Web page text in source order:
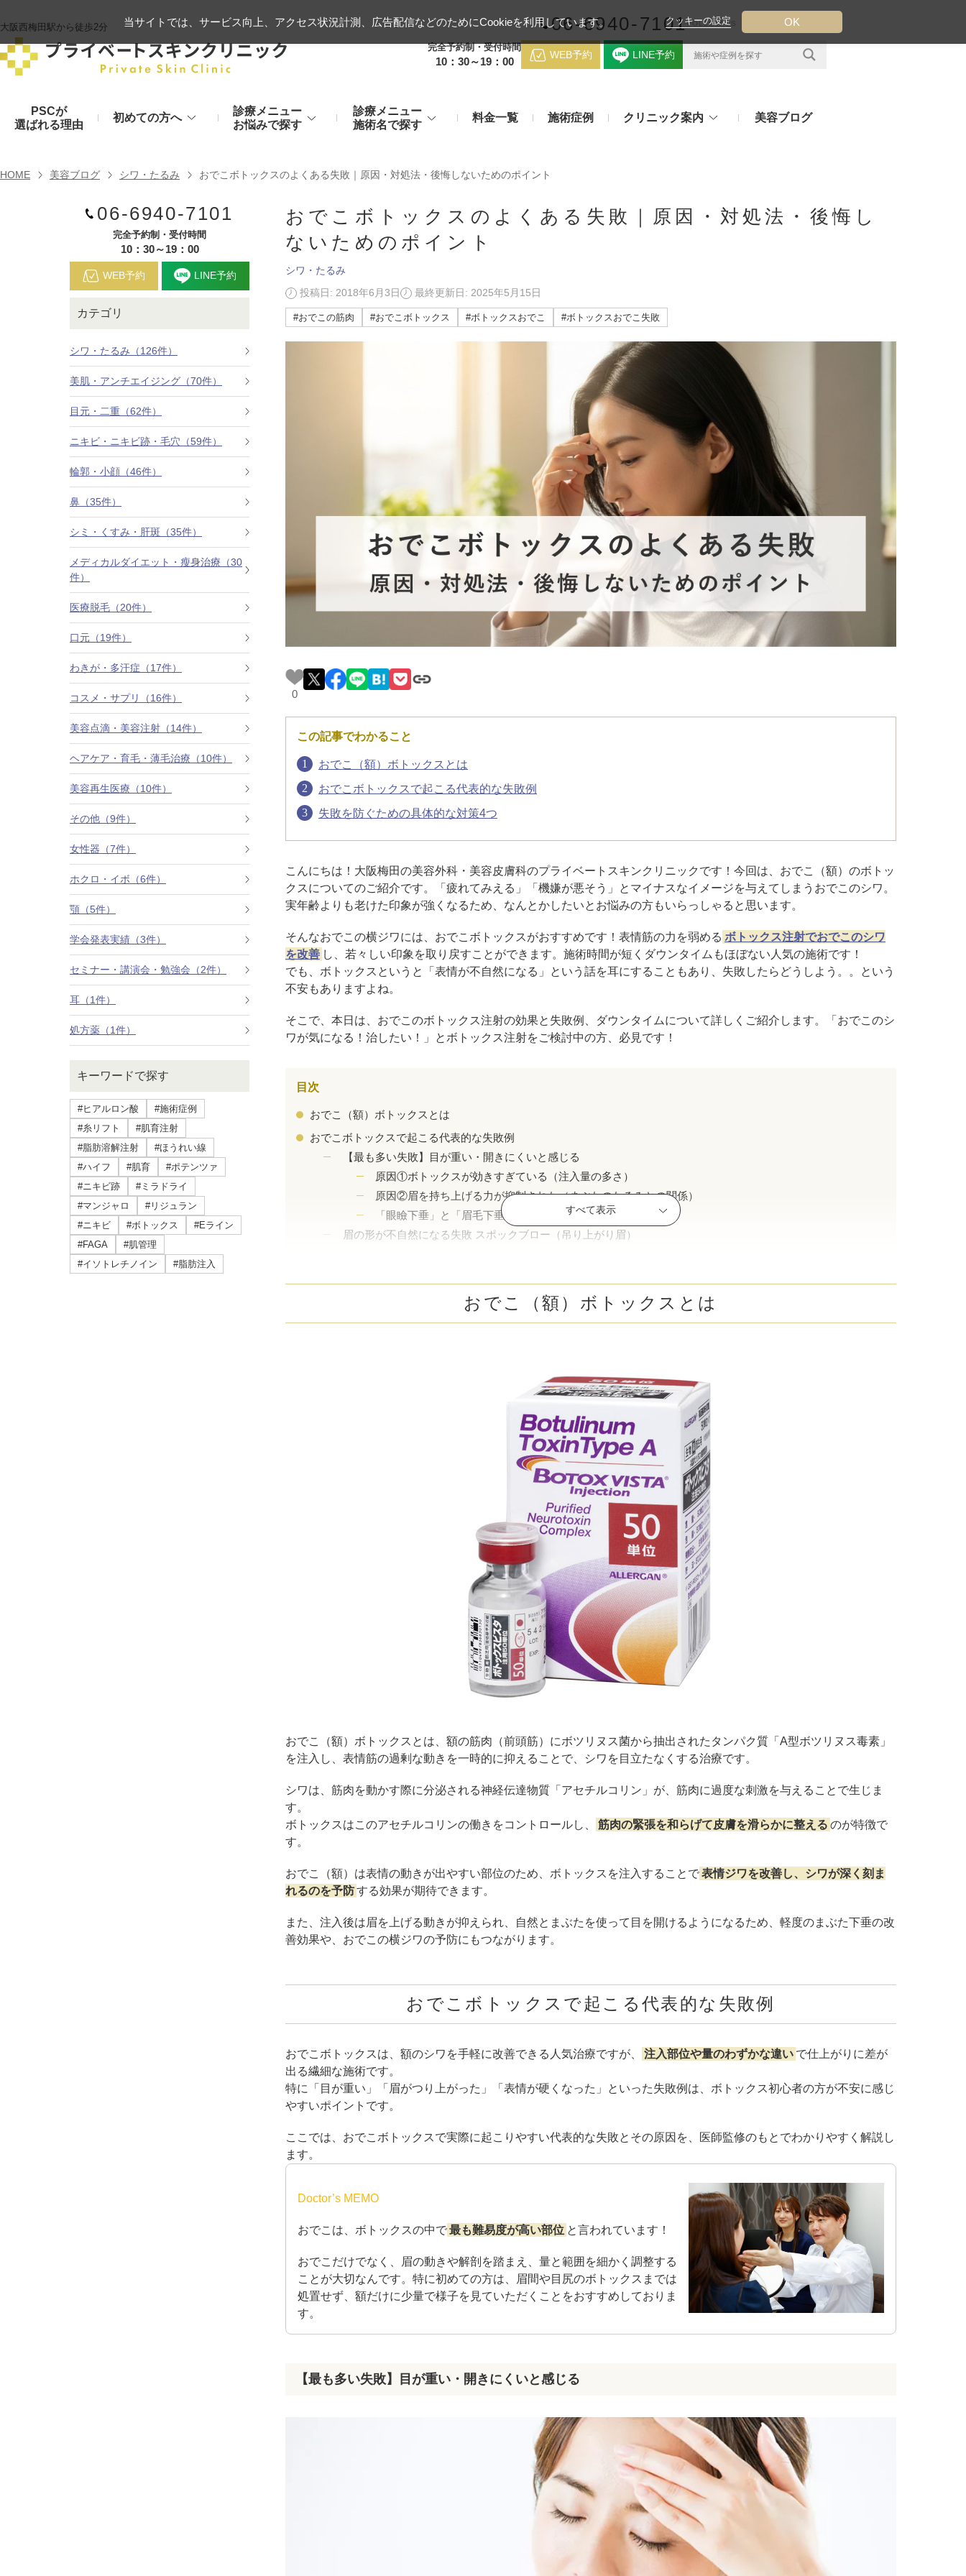
大阪西梅田駅から徒歩2分 06-6940-7101FOLLOW US
完全予約制・受付時間
10：30～19：00
WEB予約 LINE予約
PSCが
選ばれる理由
初めての方へ
施術の流れ
初診時のお持物
お支払いについて
診療メニュー
お悩みで探す
顔のお悩み
シワ・たるみ
ヒアルロン酸やハイフ、糸リフトなど
目元・二重
埋没法から切開法まで
輪郭・小顔
切らない施術や顔に傷が残りにくい施術など
理想のフェイスラインに
肌のお悩み
美肌・アンチエイジング
医療の力で美肌へ
シミ・くすみ・肝斑
レーザーや光治療など豊富な施術で治療
ニキビ・ニキビ跡・毛穴
ニキビ跡・毛穴の悩みを改善
お肌の若返りを目指す再生医療
身体のお悩み
メディカルダイエット・痩身治
脂肪溶解注射など
切らない施術もご用意
医療脱毛
医師による肌診断でマシンを使い分け
ヘアケア・育毛・薄毛治療
経験豊富な形成外科出身医師による丁寧な施術
女性器
デリケートなお悩みもお気軽にご相談ください
耳
ピアスの穴あけもお任せください
注射・点滴治療
コスメ・サプリ
クリニック専売のスキンケアやなど
診療メニュー
施術名で探す
ヒアルロン酸リフト デンシティ
モフィウス8 マッサージピール（コラーゲンピール） テスリフト（TESS LIFT）
アンカーX
ボトックス注射（シワ）
スネコス注射 バッカルファット除去術（頬脂肪除去術） ショッピングリフト（ウルトラVリフト）
スキンボトックス（マイクロボトックス） アップニーク（後天性眼瞼下垂の点眼治療）
涙袋ヒアルロン酸注射 二重埋没法
下瞼脂肪取り（経結膜的下眼瞼脱脂術）
グラマラスライン形成（タレ目形成） 目頭切開法
目尻切開法 下眼瞼たるみ取り 眉下切開（眉下リフト）
上眼瞼たるみ取り 二重糸とり手術 眼瞼下垂手術
ヒアルロン酸注射（鼻）
小鼻縮小整形術（鼻翼縮小術） 耳介軟骨移植（鼻） 鼻尖形成術（鼻尖縮小術）
切らない小鼻縮小術 だんご鼻脂肪溶解注射
カベリン（カベルライン・Kabelline） 脂肪吸引注射
こめかみのヒアルロン酸注射
チンセラプラス（Cincelar+） エラボトックス注射
ボトックス注射（ガミースマイル・口角アッ
プ）
人中短縮ボトックス ヒアルロン酸注入（顎）
クレヴィエル注入
ダーマペン4 ベビーコラーゲン メソガン（MPガン）
ケアシス PRP皮膚再生（多血小板血漿）療法
ACRS療法（自己血サイトカインリッチ注入
療法）
ジュベルック（Juvelook）
スキンバイブ（ジュビダームビスタ®ボライ
トXC）
プロファイロ
ルメッカ レーザートーニング（メドライトC6） IPL光治療（Forma α）
シミ取りレーザー（Q-YAGレーザー）
ハイドラフェイシャル ヴェルベットスキン
ミラノリピールボディ ケミカルピーリング
CO2高周波レーザー（Esprit） 電気焼灼器（モノポーラー）
脂肪由来幹細胞点滴 サクセンダ・リベルサス 痩美茶
美脚（ふくらはぎ）ボトックス
わきが（腋臭）手術
クリトリス包茎術
NMN点滴
美白点滴（トラネキサム酸）
ニンニク注射
若返り（アンチエイジング）点滴 ニキビ・肌荒れ点滴
アフターピル
ZO SKIN HEALTH（ゼオスキンヘルス） ナノメッドVAエッセンス
料金一覧 施術症例 クリニック案内
医師紹介
オンライン診療
アフターケア
よくあるご質問
美容ブログ
HOME 美容ブログ シワ・たるみ おでこボトックスのよくある失敗｜原因・対処法・後悔しないためのポイント
06-6940-7101
完全予約制・受付時間
10：30～19：00
WEB予約 LINE予約
カテゴリ
シワ・たるみ（126件）
美肌・アンチエイジング（70件）
目元・二重（62件）
ニキビ・ニキビ跡・毛穴（59件）
輪郭・小顔（46件）
鼻（35件）
シミ・くすみ・肝斑（35件）
メディカルダイエット・瘦身治療（30
件）
医療脱毛（20件）
口元（19件）
わきが・多汗症（17件）
コスメ・サプリ（16件）
美容点滴・美容注射（14件）
ヘアケア・育毛・薄毛治療（10件）
美容再生医療（10件）
その他（9件）
女性器（7件）
ホクロ・イボ（6件）
顎（5件）
学会発表実績（3件）
セミナー・講演会・勉強会（2件）
耳（1件）
処方薬（1件）
キーワードで探す
#ヒアルロン酸
#施術症例
#糸リフト
#肌育注射
#脂肪溶解注射
#ほうれい線
#ハイフ
#肌育
#ポテンツァ
#ニキビ跡
#ミラドライ
#マンジャロ
#リジュラン
#ニキビ
#ボトックス
#Eライン
#FAGA
#肌管理
#イソトレチノイン
#脂肪注入
おでこボトックスのよくある失敗｜原因・対処法・後悔し
ないためのポイント
シワ・たるみ
投稿日: 2018年6月3日
最終更新日: 2025年5月15日
#おでこの筋肉 #おでこボトックス #ボトックスおでこ #ボトックスおでこ失敗
0
この記事でわかること
おでこ（額）ボトックスとは
おでこボトックスで起こる代表的な失敗例
失敗を防ぐための具体的な対策4つ
こんにちは！大阪梅田の美容外科・美容皮膚科のプライベートスキンクリニックです！今回は、おでこ（額）のボトッ
クスについてのご紹介です。「疲れてみえる」「機嫌が悪そう」とマイナスなイメージを与えてしまうおでこのシワ。
実年齢よりも老けた印象が強くなるため、なんとかしたいとお悩みの方もいらっしゃると思います。
そんなおでこの横ジワには、おでこボトックスがおすすめです！表情筋の力を弱める ボトックス注射でおでこのシワ
を改善 し、若々しい印象を取り戻すことができます。施術時間が短くダウンタイムもほぼない人気の施術です！
でも、ボトックスというと「表情が不自然になる」という話を耳にすることもあり、失敗したらどうしよう。。という
不安もありますよね。
そこで、本日は、おでこのボトックス注射の効果と失敗例、ダウンタイムについて詳しくご紹介します。「おでこのシ
ワが気になる！治したい！」とボトックス注射をご検討中の方、必見です！
目次
おでこ（額）ボトックスとは
おでこボトックスで起こる代表的な失敗例
【最も多い失敗】目が重い・開きにくいと感じる
原因①ボトックスが効きすぎている（注入量の多さ）
原因②眉を持ち上げる力が抑制された（まぶたのたるみとの関係）
「眼瞼下垂」と「眉毛下垂」の違い
眉の形が不自然になる失敗 スポックブロー（吊り上がり眉）
失敗を防ぐための具体的な対策4つ
おでこボトックスを基本的に避けたほうがよいタイプ
アラガン社「VST認定医」を選ぶ
対策③初回は控えめに注入し、調整を重ねる
対策④たるみ・シワの種類に合わせた併用・代替治療
ボトックス前に検討すべき「まぶたのたるみ治療」
すべて表示
おでこ（額）ボトックスとは
おでこ（額）ボトックスとは、額の筋肉（前頭筋）にボツリヌス菌から抽出されたタンパク質「A型ボツリヌス毒素」
を注入し、表情筋の過剰な動きを一時的に抑えることで、シワを目立たなくする治療です。
シワは、筋肉を動かす際に分泌される神経伝達物質「アセチルコリン」が、筋肉に過度な刺激を与えることで生じま
す。
ボトックスはこのアセチルコリンの働きをコントロールし、
筋肉の緊張を和らげて皮膚を滑らかに整える のが特徴で
す。
おでこ（額）は表情の動きが出やすい部位のため、ボトックスを注入することで表情ジワを改善し、シワが深く刻ま
れるのを予防する効果が期待できます。
また、注入後は眉を上げる動きが抑えられ、自然とまぶたを使って目を開けるようになるため、軽度のまぶた下垂の改
善効果や、おでこの横ジワの予防にもつながります。
おでこボトックスで起こる代表的な失敗例
おでこボトックスは、額のシワを手軽に改善できる人気治療ですが、 注入部位や量のわずかな違い で仕上がりに差が
出る繊細な施術です。
特に「目が重い」「眉がつり上がった」「表情が硬くなった」といった失敗例は、ボトックス初心者の方が不安に感じ
やすいポイントです。
ここでは、おでこボトックスで実際に起こりやすい代表的な失敗とその原因を、医師監修のもとでわかりやすく解説し
ます。
Doctor’s MEMO
おでこは、ボトックスの中で最も難易度が高い部位 と言われています！
おでこだけでなく、眉の動きや解剖を踏まえ、量と範囲を細かく調整する
ことが大切なんです。特に初めての方は、眉間や目尻のボトックスまでは
処置せず、額だけに少量で様子を見ていただくことをおすすめしておりま
す。
【最も多い失敗】目が重い・開きにくいと感じる
当サイトでは、サービス向上、アクセス状況計測、広告配信などのためにCookieを利用しています。 クッキーの設定 OK